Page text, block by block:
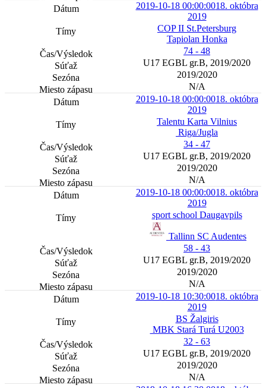
2019-10-18 00:00:0018. októbra
2019
COP II St.Petersburg
Tapiolan Honka
74 - 48
U17 EGBL gr.B, 2019/2020
2019/2020
N/A
2019-10-18 00:00:0018. októbra
2019
Talentu Karta Vilnius
Riga/Jugla
34 - 47
U17 EGBL gr.B, 2019/2020
2019/2020
N/A
2019-10-18 00:00:0018. októbra
2019
sport school Daugavpils
Tallinn SC Audentes
58 - 43
U17 EGBL gr.B, 2019/2020
2019/2020
N/A
2019-10-18 10:30:0018. októbra
2019
BS Žalgiris
MBK Stará Turá U2003
32 - 63
U17 EGBL gr.B, 2019/2020
2019/2020
N/A